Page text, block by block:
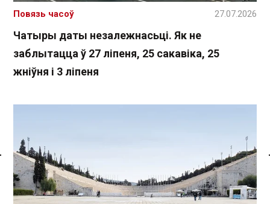
Спасылка без VPN
Чатыры даты незалежнасьці. Як не
заблытацца ў 27 ліпеня, 25 сакавіка, 25
жніўня і 3 ліпеня
Повязь часоў 27.07.2026